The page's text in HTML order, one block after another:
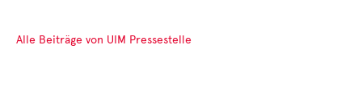
Alle Beiträge von UIM Pressestelle